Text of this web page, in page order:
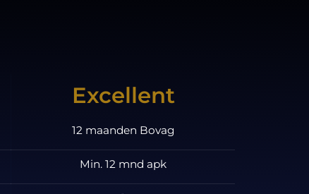
Excellent
12 maanden Bovag
Min. 12 mnd apk